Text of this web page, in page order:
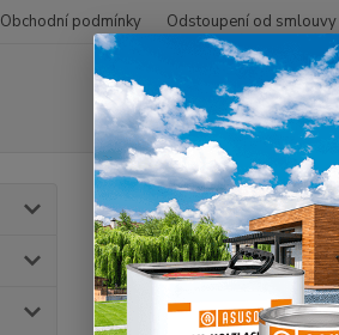
Obchodní podmínky Odstoupení od smlouvy
Úvod OSMO - přírodní oleje
3032 Tvrdý